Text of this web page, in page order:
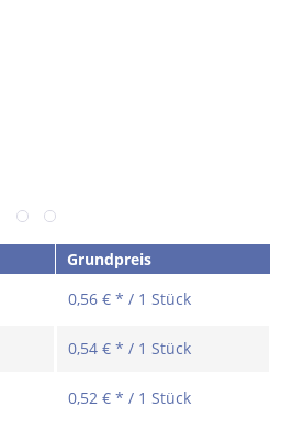
Grundpreis
0,56 € * / 1 Stück
0,54 € * / 1 Stück
0,52 € * / 1 Stück